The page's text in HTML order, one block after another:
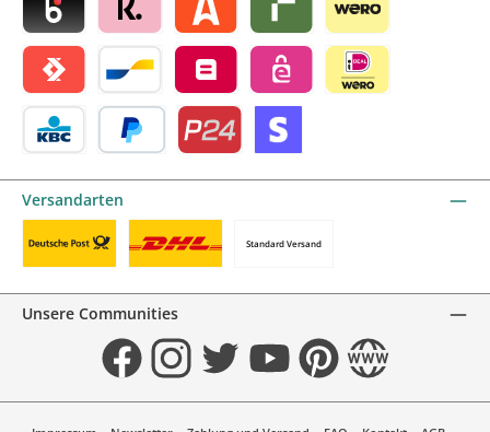
Blik by mollieKlarna by mollieAlma by mollieRiverty by mollie
Wero
Satispay by mollieBancontact by mollie
Belfius by mollieeps by mollie
Versandarten
Standard Versand
Unsere Communities
FacebookInstagramTwitter YouTubePinterestWebsite